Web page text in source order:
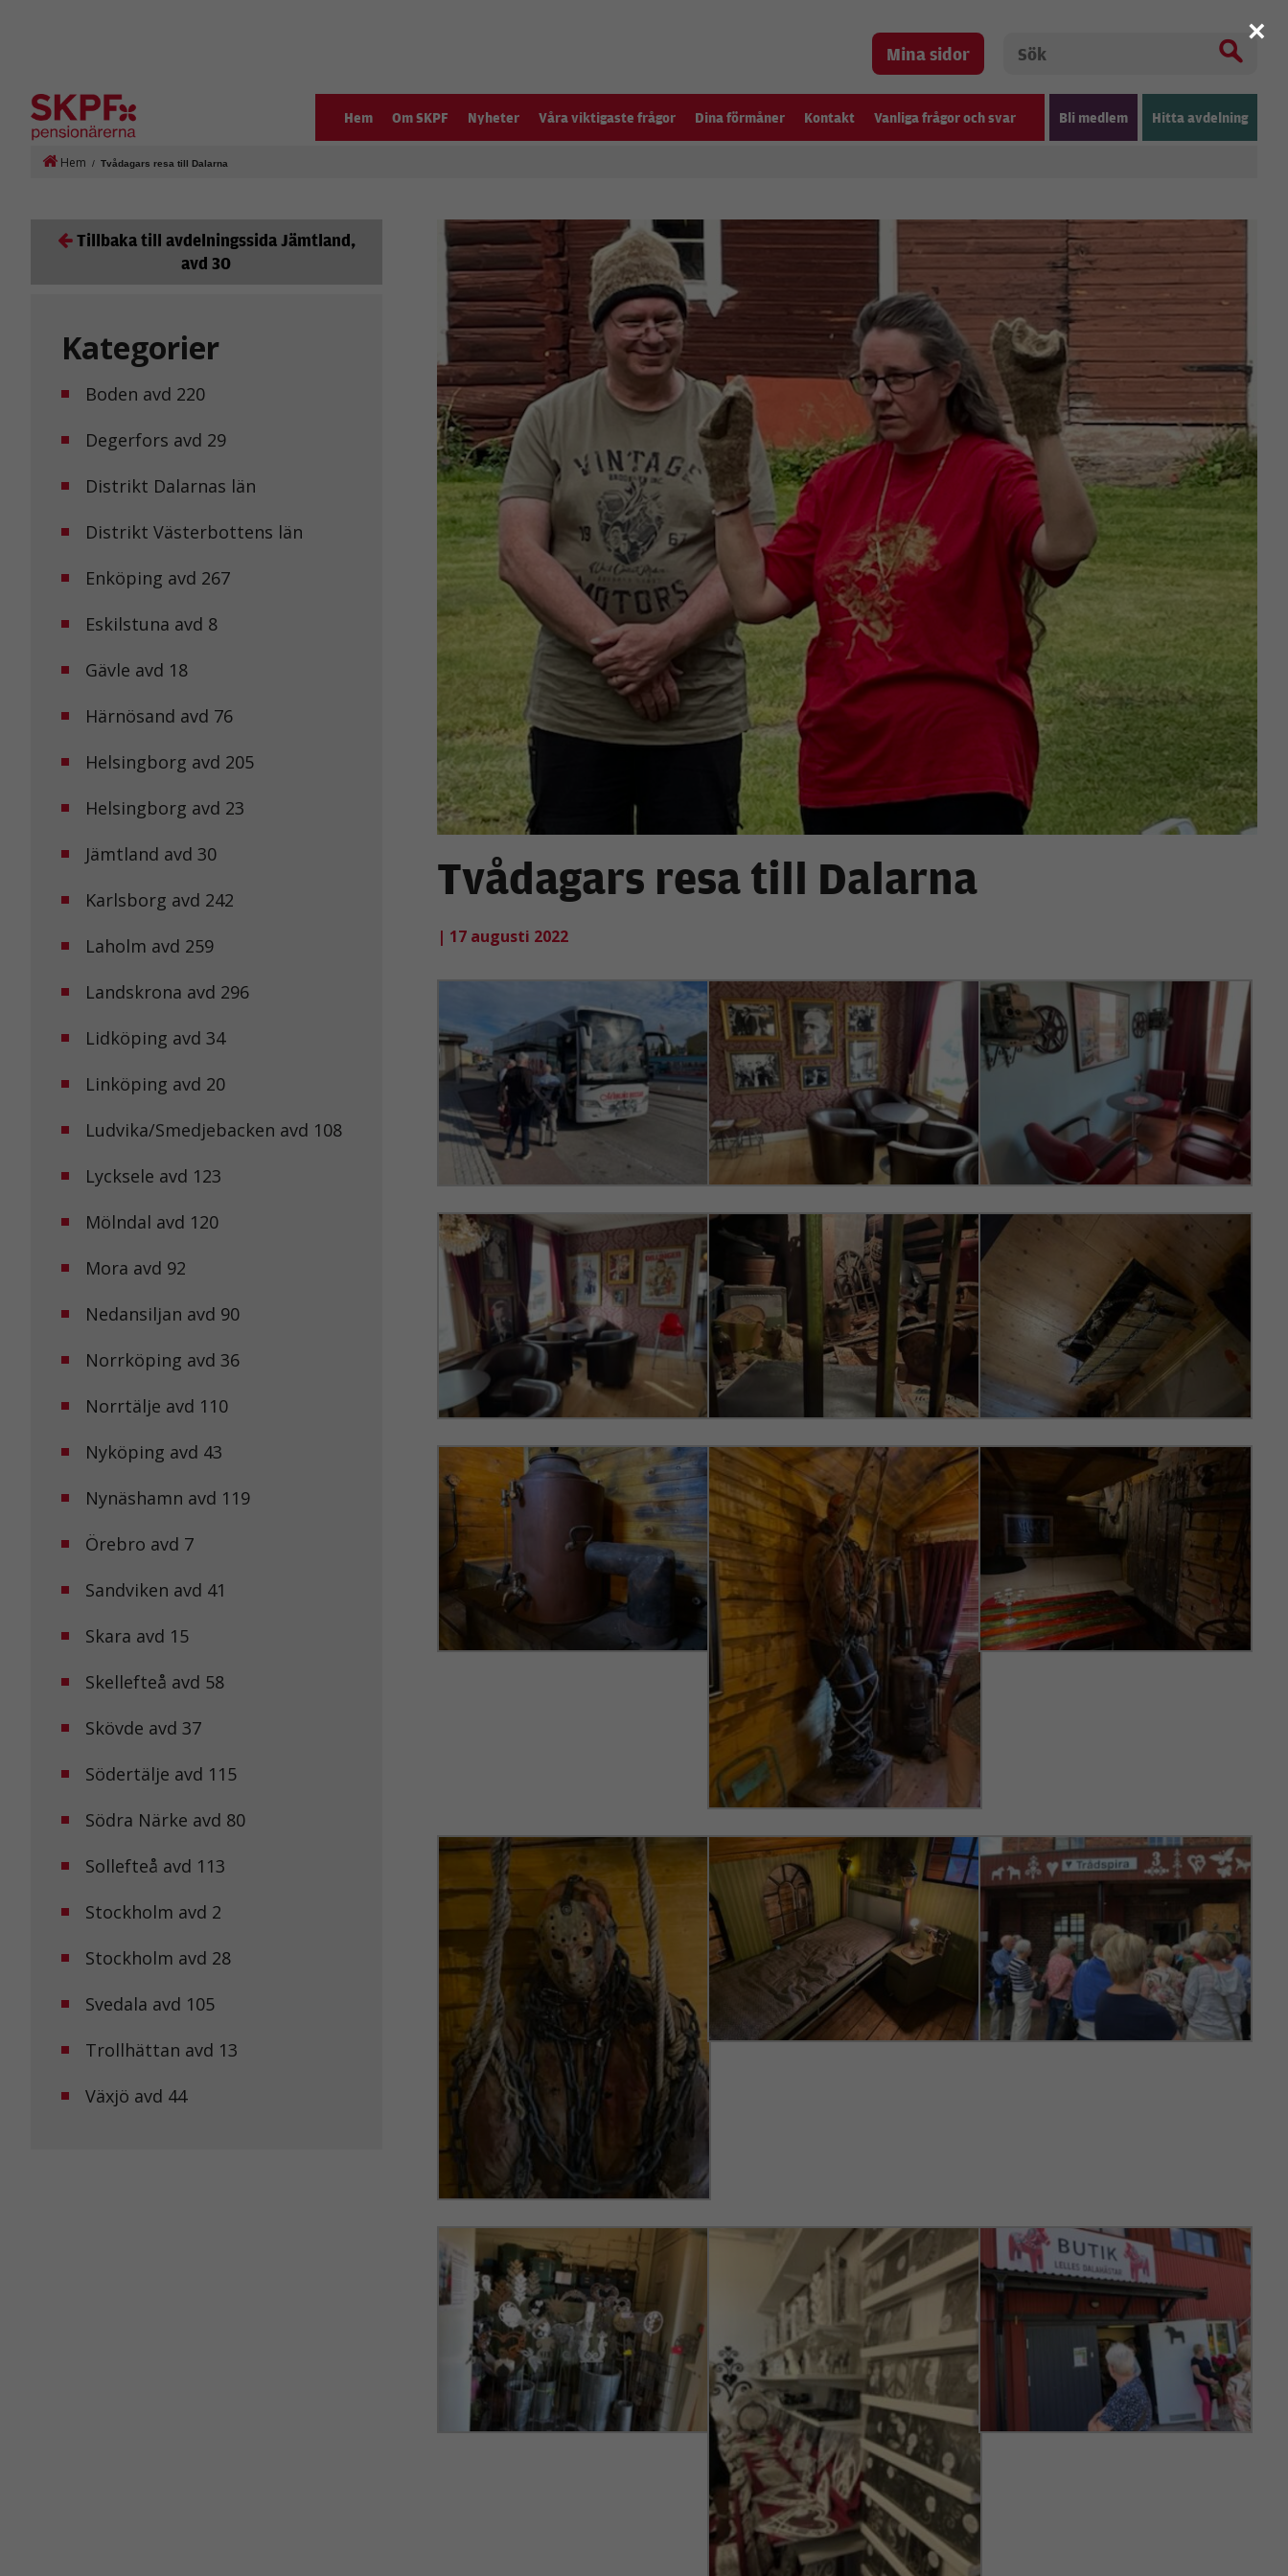
Mina sidor
Hem Om SKPF Nyheter Våra viktigaste frågor Dina förmåner Kontakt Vanliga frågor och svar Bli medlem Hitta avdelning
Hem / Tvådagars resa till Dalarna
Tillbaka till avdelningssida Jämtland,
avd 30
Kategorier
Boden avd 220
Degerfors avd 29
Distrikt Dalarnas län
Distrikt Västerbottens län
Enköping avd 267
Eskilstuna avd 8
Gävle avd 18
Härnösand avd 76
Helsingborg avd 205
Helsingborg avd 23
Jämtland avd 30
Karlsborg avd 242
Laholm avd 259
Landskrona avd 296
Lidköping avd 34
Linköping avd 20
Ludvika/Smedjebacken avd 108
Lycksele avd 123
Mölndal avd 120
Mora avd 92
Nedansiljan avd 90
Norrköping avd 36
Norrtälje avd 110
Nyköping avd 43
Nynäshamn avd 119
Örebro avd 7
Sandviken avd 41
Skara avd 15
Skellefteå avd 58
Skövde avd 37
Södertälje avd 115
Södra Närke avd 80
Sollefteå avd 113
Stockholm avd 2
Stockholm avd 28
Svedala avd 105
Trollhättan avd 13
Växjö avd 44
Tvådagars resa till Dalarna
| 17 augusti 2022
×